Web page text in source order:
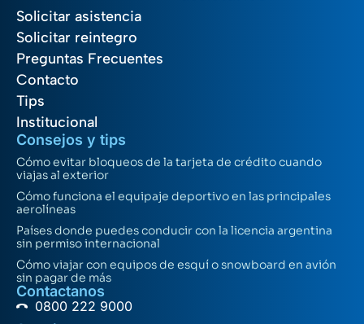
Solicitar asistencia
Solicitar reintegro
Preguntas Frecuentes
Contacto
Tips
Institucional
Consejos y tips
Cómo evitar bloqueos de la tarjeta de crédito cuando
viajas al exterior
Cómo funciona el equipaje deportivo en las principales
aerolíneas
Países donde puedes conducir con la licencia argentina
sin permiso internacional
Cómo viajar con equipos de esquí o snowboard en avión
sin pagar de más
Contactanos
0800 222 9000